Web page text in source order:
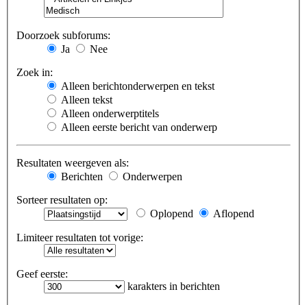
Doorzoek subforums:
Ja
Nee
Zoek in:
Alleen berichtonderwerpen en tekst
Alleen tekst
Alleen onderwerptitels
Alleen eerste bericht van onderwerp
Resultaten weergeven als:
Berichten
Onderwerpen
Sorteer resultaten op:
Oplopend
Aflopend
Limiteer resultaten tot vorige:
Geef eerste:
karakters in berichten